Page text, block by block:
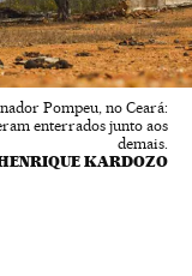
Pompeu, no Ceará:
enterrados junto aos
demais.
KARDOZO